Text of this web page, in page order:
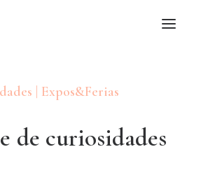
| Expos&Ferias
e de curiosidades